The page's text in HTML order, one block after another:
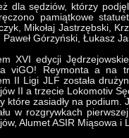
dla sędziów, którzy
pamiątkowe
Mikołaj Jastrzębski,
Paweł Górzyński, Łukasz
XVI edycji
viGO! Reymonta a na
II Ligi JLF została
II a trzecie Lokomotiv
które zasiadły na podium.
w rozgrywkach
Alumet ASIR Miąsowa i